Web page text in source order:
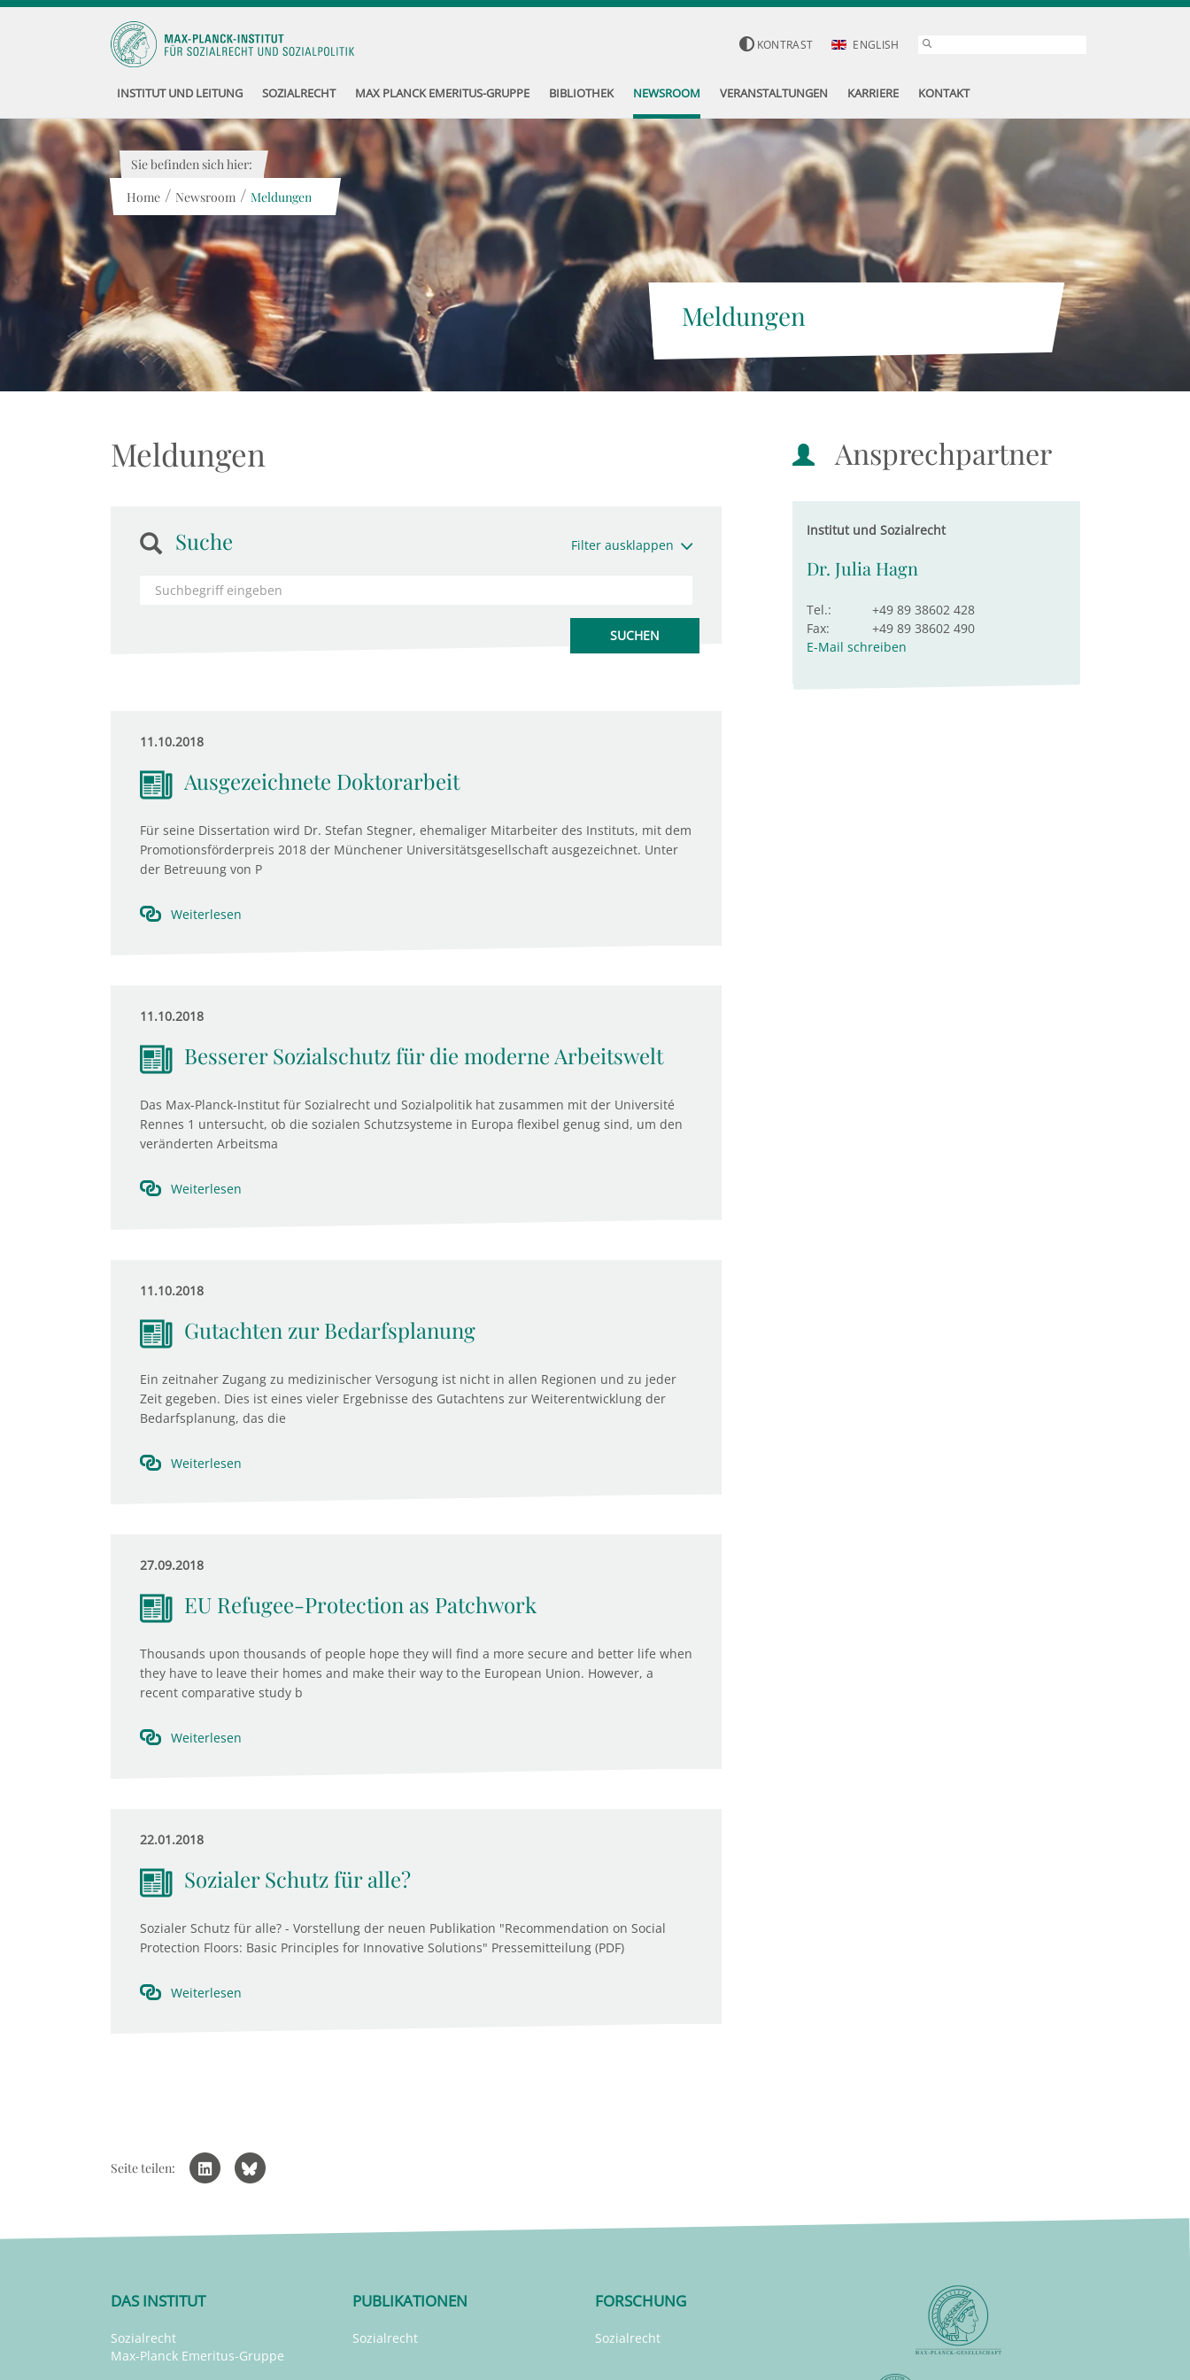
KONTRAST ENGLISH
INSTITUT UND LEITUNG SOZIALRECHT MAX PLANCK EMERITUS-GRUPPE BIBLIOTHEK NEWSROOM VERANSTALTUNGEN KARRIERE KONTAKT
Meldungen
Sie befinden sich hier:
Home / Newsroom / Meldungen
Meldungen
Suche Filter ausklappen
11.10.2018
Ausgezeichnete Doktorarbeit
Für seine Dissertation wird Dr. Stefan Stegner, ehemaliger Mitarbeiter des Instituts, mit dem
Promotionsförderpreis 2018 der Münchener Universitätsgesellschaft ausgezeichnet. Unter
der Betreuung von P
Weiterlesen
11.10.2018
Besserer Sozialschutz für die moderne Arbeitswelt
Das Max-Planck-Institut für Sozialrecht und Sozialpolitik hat zusammen mit der Université
Rennes 1 untersucht, ob die sozialen Schutzsysteme in Europa flexibel genug sind, um den
veränderten Arbeitsma
Weiterlesen
11.10.2018
Gutachten zur Bedarfsplanung
Ein zeitnaher Zugang zu medizinischer Versogung ist nicht in allen Regionen und zu jeder
Zeit gegeben. Dies ist eines vieler Ergebnisse des Gutachtens zur Weiterentwicklung der
Bedarfsplanung, das die
Weiterlesen
27.09.2018
EU Refugee-Protection as Patchwork
Thousands upon thousands of people hope they will find a more secure and better life when
they have to leave their homes and make their way to the European Union. However, a
recent comparative study b
Weiterlesen
22.01.2018
Sozialer Schutz für alle?
Sozialer Schutz für alle? - Vorstellung der neuen Publikation "Recommendation on Social
Protection Floors: Basic Principles for Innovative Solutions" Pressemitteilung (PDF)
Weiterlesen
Ansprechpartner
Institut und Sozialrecht
Dr. Julia Hagn
Tel.:
+49 89 38602 428
Fax:
+49 89 38602 490
E-Mail schreiben
Seite teilen:
DAS INSTITUT
Sozialrecht
Max-Planck Emeritus-Gruppe
PUBLIKATIONEN
Sozialrecht
FORSCHUNG
Sozialrecht